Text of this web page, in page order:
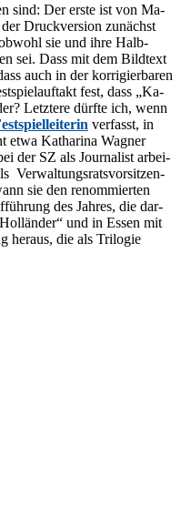
sind: Der ers­te ist von Ma­
Druck­ver­si­on zu­nächst
sie und ihre Halb­
sei. Dass mit dem Bild­text
auch in der kor­ri­gier­ba­ren
fest, dass „Ka­
Letz­te­re dürf­te ich, wenn
ver­fasst, in
etwa Ka­tha­ri­na Wag­ner
der SZ als Jour­na­list ar­bei­
Ver­wal­tungs­rats­vor­sit­zen­
sie den re­nom­mier­ten
des Jah­res, die dar­
und in Es­sen mit
her­aus, die als Tri­lo­gie